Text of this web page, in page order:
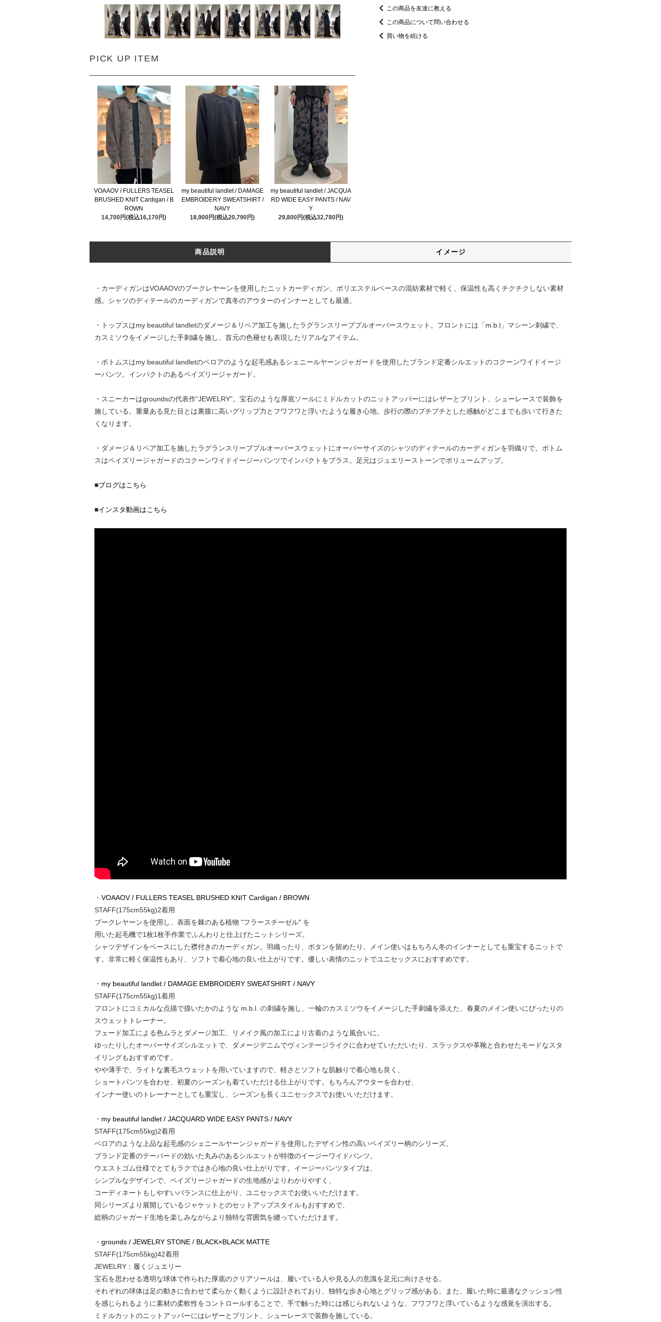
PICK UP ITEM
VOAAOV / FULLERS TEASEL
BRUSHED KNIT Cardigan / B
ROWN
14,700円(税込16,170円)
my beautiful landlet / DAMAGE
EMBROIDERY SWEATSHIRT /
NAVY
18,900円(税込20,790円)
my beautiful landlet / JACQUA
RD WIDE EASY PANTS / NAV
Y
29,800円(税込32,780円)
この商品を友達に教える
この商品について問い合わせる
買い物を続ける
商品説明 イメージ
・カーディガンはVOAAOVのブークレヤーンを使用したニットカーディガン。ポリエステルベースの混紡素材で軽く、保温性も高くチクチクしない素材
感。シャツのディテールのカーディガンで真冬のアウターのインナーとしても最適。
・トップスはmy beautiful landletのダメージ＆リペア加工を施したラグランスリーブプルオーバースウェット。フロントには「m.b.l」マシーン刺繍で、
カスミソウをイメージした手刺繍を施し、首元の色褪せも表現したリアルなアイテム。
・ボトムスはmy beautiful landletのベロアのような起毛感あるシェニールヤーンジャガードを使用したブランド定番シルエットのコクーンワイドイージ
ーパンツ。インパクトのあるペイズリージャガード。
・スニーカーはgroundsの代表作“JEWELRY”。宝石のような厚底ソールにミドルカットのニットアッパーにはレザーとプリント、シューレースで装飾を
施している。重量ある見た目とは裏腹に高いグリップ力とフワフワと浮いたような履き心地。歩行の際のプチプチとした感触がどこまでも歩いて行きた
くなります。
・ダメージ＆リペア加工を施したラグランスリーブプルオーバースウェットにオーバーサイズのシャツのディテールのカーディガンを羽織りで。ボトム
スはペイズリージャガードのコクーンワイドイージーパンツでインパクトをプラス。足元はジュエリーストーンでボリュームアップ。
■ブログはこちら
■インスタ動画はこちら
・ VOAAOV / FULLERS TEASEL BRUSHED KNIT Cardigan / BROWN
STAFF(175cm55kg)2着用
ブークレヤーンを使用し、表面を棘のある植物 "フラースチーゼル" を
用いた起毛機で1枚1枚手作業でふんわりと仕上げたニットシリーズ。
シャツデザインをベースにした襟付きのカーディガン。羽織ったり、ボタンを留めたり、メイン使いはもちろん冬のインナーとしても重宝するニットで
す。非常に軽く保温性もあり、ソフトで着心地の良い仕上がりです。優しい表情のニットでユニセックスにおすすめです。
・ my beautiful landlet / DAMAGE EMBROIDERY SWEATSHIRT / NAVY
STAFF(175cm55kg)1着用
フロントにコミカルな点描で描いたかのような m.b.l. の刺繍を施し、一輪のカスミソウをイメージした手刺繡を添えた、春夏のメイン使いにぴったりの
スウェットトレーナー。
フェード加工による色ムラとダメージ加工、リメイク風の加工により古着のような風合いに。
ゆったりしたオーバーサイズシルエットで、ダメージデニムでヴィンテージライクに合わせていただいたり、スラックスや革靴と合わせたモードなスタ
イリングもおすすめです。
やや薄手で、ライトな裏毛スウェットを用いていますので、軽さとソフトな肌触りで着心地も良く、
ショートパンツを合わせ、初夏のシーズンも着ていただける仕上がりです。もちろんアウターを合わせ、
インナー使いのトレーナーとしても重宝し、シーズンも長くユニセックスでお使いいただけます。
・ my beautiful landlet / JACQUARD WIDE EASY PANTS / NAVY
STAFF(175cm55kg)2着用
ベロアのような上品な起毛感のシェニールヤーンジャガードを使用したデザイン性の高いペイズリー柄のシリーズ。
ブランド定番のテーパードの効いた丸みのあるシルエットが特徴のイージーワイドパンツ。
ウエストゴム仕様でとてもラクではき心地の良い仕上がりです。イージーパンツタイプは、
シンプルなデザインで、ペイズリージャガードの生地感がよりわかりやすく、
コーディネートもしやすいバランスに仕上がり、ユニセックスでお使いいただけます。
同シリーズより展開しているジャケットとのセットアップスタイルもおすすめで、
総柄のジャガード生地を楽しみながらより独特な雰囲気を纏っていただけます。
・ grounds / JEWELRY STONE / BLACK×BLACK MATTE
STAFF(175cm55kg)42着用
JEWELRY：履くジュエリー
宝石を思わせる透明な球体で作られた厚底のクリアソールは、履いている人や見る人の意識を足元に向けさせる。
それぞれの球体は足の動きに合わせて柔らかく動くように設計されており、独特な歩き心地とグリップ感がある。また、履いた時に最適なクッション性
を感じられるように素材の柔軟性をコントロールすることで、手で触った時には感じられないような、フワフワと浮いているような感覚を演出する。
ミドルカットのニットアッパーにはレザーとプリント、シューレースで装飾を施している。